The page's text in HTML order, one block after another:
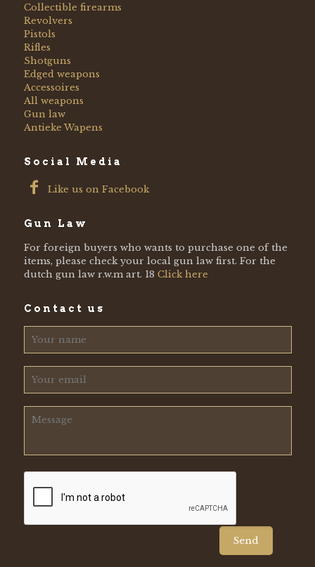
Collectible firearms
Revolvers
Pistols
Rifles
Shotguns
Edged weapons
Accessoires
All weapons
Gun law
Antieke Wapens
Social Media
Like us on Facebook
Gun Law
For foreign buyers who wants to purchase one of the
items, please check your local gun law first. For the
dutch gun law r.w.m art. 18 Click here
Contact us